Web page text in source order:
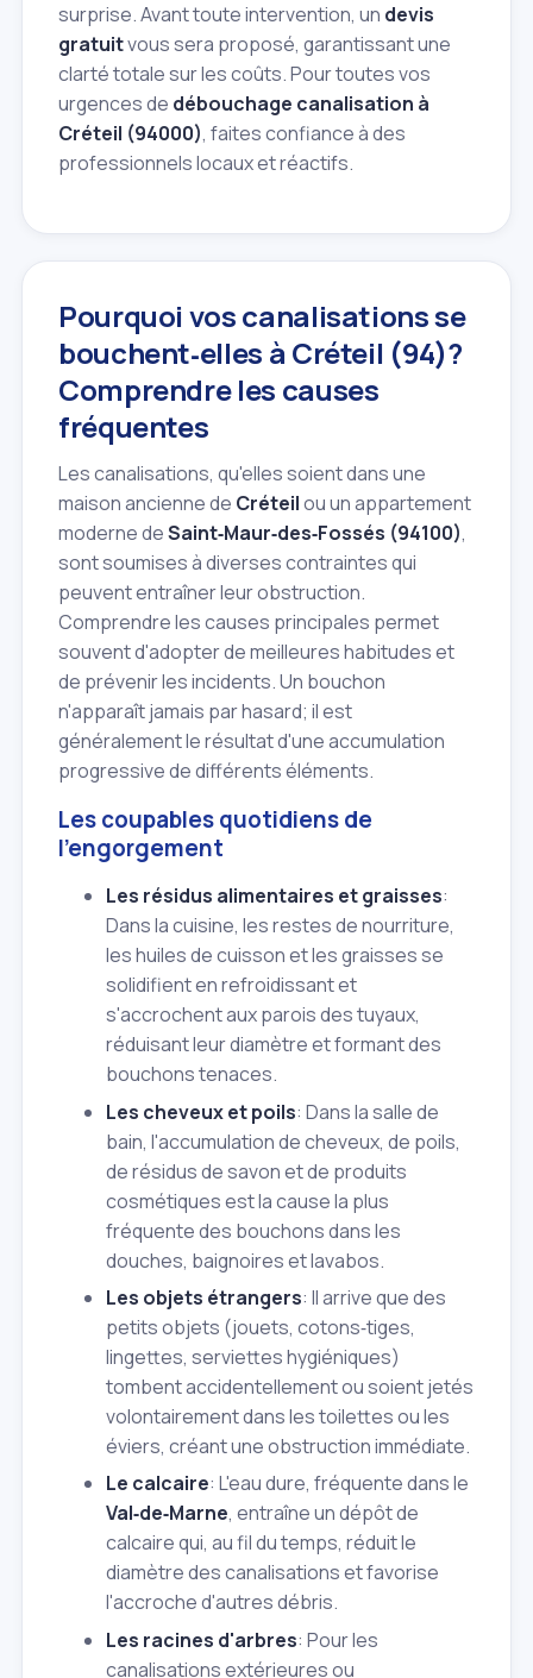
surprise. Avant toute intervention, un devis
gratuitvous sera proposé, garantissant une
clarté totale sur les coûts. Pour toutes vos
urgences de débouchage canalisation à
Créteil (94000), faites confiance à des
professionnels locaux et réactifs.
Pourquoi vos canalisations se
bouchent‑elles à Créteil (94)?
Comprendre les causes
fréquentes
Les canalisations, qu'elles soient dans une
maison ancienne de Créteilou un appartement
moderne deSaint‑Maur‑des‑Fossés (94100),
sont soumises à diverses contraintes qui
peuvent entraîner leur obstruction.
Comprendre les causes principales permet
souvent d'adopter de meilleures habitudes et
de prévenir les incidents. Un bouchon
n'apparaît jamais par hasard; il est
généralement le résultat d'une accumulation
progressive de différents éléments.
Les coupables quotidiens de
l'engorgement
Les résidus alimentaires et graisses:
Dans la cuisine, les restes de nourriture,
les huiles de cuisson et les graisses se
solidifient en refroidissant et
s'accrochent aux parois des tuyaux,
réduisant leur diamètre et formant des
bouchons tenaces.
Les cheveux et poils: Dans la salle de
bain, l'accumulation de cheveux, de poils,
de résidus de savon et de produits
cosmétiques est la cause la plus
fréquente des bouchons dans les
douches, baignoires et lavabos.
Les objets étrangers: Il arrive que des
petits objets (jouets, cotons‑tiges,
lingettes, serviettes hygiéniques)
tombent accidentellement ou soient jetés
volontairement dans les toilettes ou les
éviers, créant une obstruction immédiate.
Le calcaire: L'eau dure, fréquente dans le
Val‑de‑Marne, entraîne un dépôt de
calcaire qui, au fil du temps, réduit le
diamètre des canalisations et favorise
l'accroche d'autres débris.
Les racines d'arbres: Pour les
canalisations extérieures ou